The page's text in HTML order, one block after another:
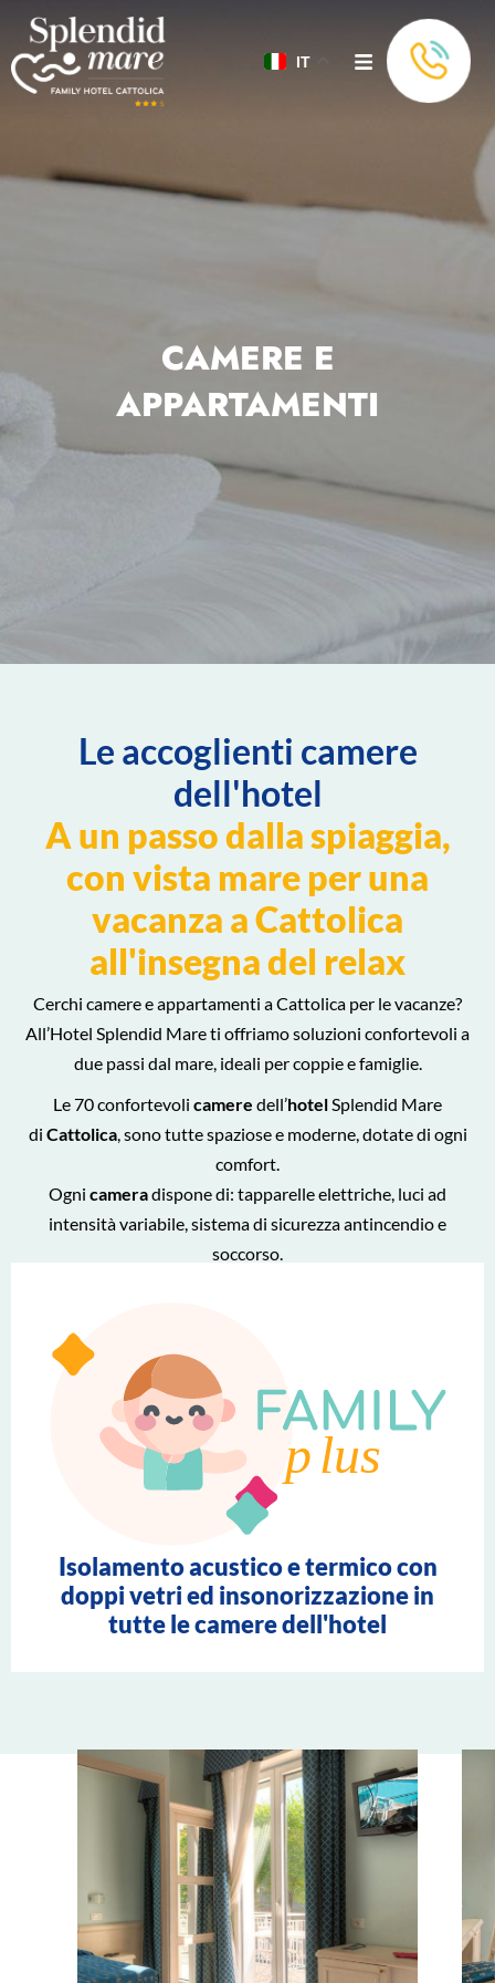
IT
CAMERE E
APPARTAMENTI
Le accoglienti camere
dell'hotel
A un passo dalla spiaggia,
con vista mare per una
vacanza a Cattolica
all'insegna del relax
Cerchi camere e appartamenti a Cattolica per le vacanze?
All’Hotel Splendid Mare ti offriamo soluzioni confortevoli a
due passi dal mare, ideali per coppie e famiglie.
Le 70 confortevoli camere dell’hotelSplendid Mare
di Cattolica, sono tutte spaziose e moderne, dotate di ogni
comfort.
Ogni cameradispone di: tapparelle elettriche, luci ad
intensità variabile, sistema di sicurezza antincendio e
soccorso.
Isolamento acustico e termico con
doppi vetri ed insonorizzazione in
tutte le camere dell'hotel